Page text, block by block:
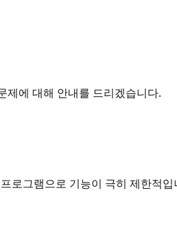
에 대해 안내를 드리겠습니다.
그램으로 기능이 극히 제한적